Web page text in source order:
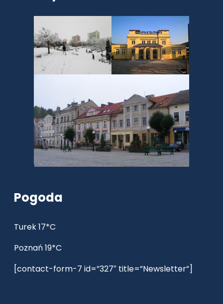
Pogoda
Turek 17*C
Poznań 19*C
[contact-form-7 id=”327″ title=”Newsletter”]